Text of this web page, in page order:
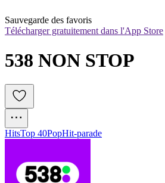
Sauvegarde des favoris
Télécharger gratuitement dans l'App Store
538 NON STOP
HitsTop 40PopHit-parade